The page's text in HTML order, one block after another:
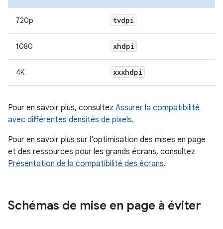
720p tvdpi
1080 xhdpi
4K xxxhdpi
Pour en savoir plus, consultez Assurer la compatibilité
avec différentes densités de pixels.
Pour en savoir plus sur l'optimisation des mises en page
et des ressources pour les grands écrans, consultez
Présentation de la compatibilité des écrans.
Schémas de mise en page à éviter